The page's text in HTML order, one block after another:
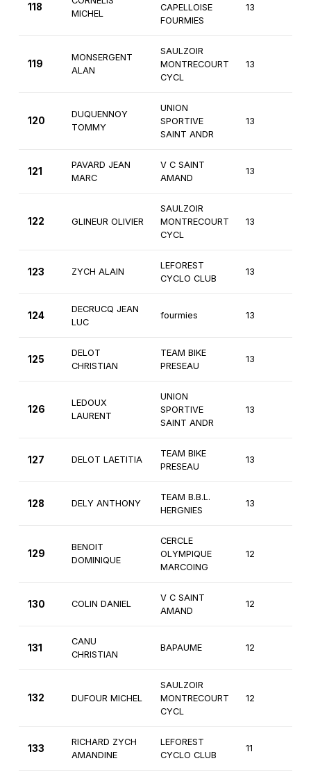
118
MICHEL
CAPELLOISE
FOURMIES
13
119
MONSERGENT
ALAN
SAULZOIR
MONTRECOURT
CYCL
13
120
DUQUENNOY
TOMMY
UNION
SPORTIVE
SAINT ANDR
13
121
PAVARD JEAN
MARC
V C SAINT
AMAND
13
122 GLINEUR OLIVIER
SAULZOIR
MONTRECOURT
CYCL
13
123 ZYCH ALAIN
LEFOREST
CYCLO CLUB
13
124
DECRUCQ JEAN
LUC
fourmies 13
125
DELOT
CHRISTIAN
TEAM BIKE
PRESEAU
13
126
LEDOUX
LAURENT
UNION
SPORTIVE
SAINT ANDR
13
127 DELOT LAETITIA
TEAM BIKE
PRESEAU
13
128 DELY ANTHONY
TEAM B.B.L.
HERGNIES
13
129
BENOIT
DOMINIQUE
CERCLE
OLYMPIQUE
MARCOING
12
130 COLIN DANIEL
V C SAINT
AMAND
12
131
CANU
CHRISTIAN
BAPAUME 12
132 DUFOUR MICHEL
SAULZOIR
MONTRECOURT
CYCL
12
133
RICHARD ZYCH
AMANDINE
LEFOREST
CYCLO CLUB
11